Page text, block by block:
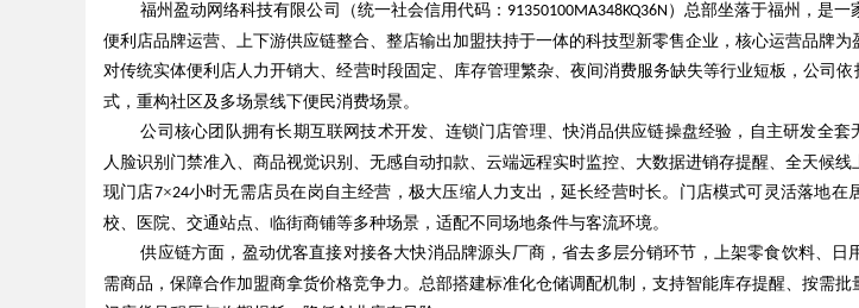
福州盈动网络科技有限公司（统一社会信用代码： 91350100MA348KQ36N ）总部坐落于福州，是一
便利店品牌运营、上下游供应链整合、整店输出加盟扶持于一体的科技型新零售企业，核心运营品牌
对传统实体便利店人力开销大、经营时段固定、库存管理繁杂、夜间消费服务缺失等行业短板，公司依
式，重构社区及多场景线下便民消费场景。
公司核心团队拥有长期互联网技术开发、连锁门店管理、快消品供应链操盘经验，自主研发全套
人脸识别门禁准入、商品视觉识别、无感自动扣款、云端远程实时监控、大数据进销存提醒、全天候
现门店7×24小时无需店员在岗自主经营，极大压缩人力支出，延长经营时长。门店模式可灵活落地在
校、医院、交通站点、临街商铺等多种场景，适配不同场地条件与客流环境。
供应链方面，盈动优客直接对接各大快消品牌源头厂商，省去多层分销环节，上架零食饮料、日
需商品，保障合作加盟商拿货价格竞争力。总部搭建标准化仓储调配机制，支持智能库存提醒、按需